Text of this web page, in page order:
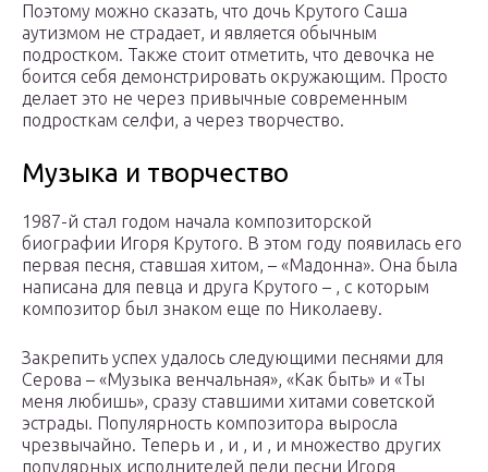
Поэтому можно сказать, что дочь Крутого Саша
аутизмом не страдает, и является обычным
подростком. Также стоит отметить, что девочка не
боится себя демонстрировать окружающим. Просто
делает это не через привычные современным
подросткам селфи, а через творчество.
Музыка и творчество
1987-й стал годом начала композиторской
биографии Игоря Крутого. В этом году появилась его
первая песня, ставшая хитом, – «Мадонна». Она была
написана для певца и друга Крутого – , с которым
композитор был знаком еще по Николаеву.
Закрепить успех удалось следующими песнями для
Серова – «Музыка венчальная», «Как быть» и «Ты
меня любишь», сразу ставшими хитами советской
эстрады. Популярность композитора выросла
чрезвычайно. Теперь и , и , и , и множество других
популярных исполнителей пели песни Игоря